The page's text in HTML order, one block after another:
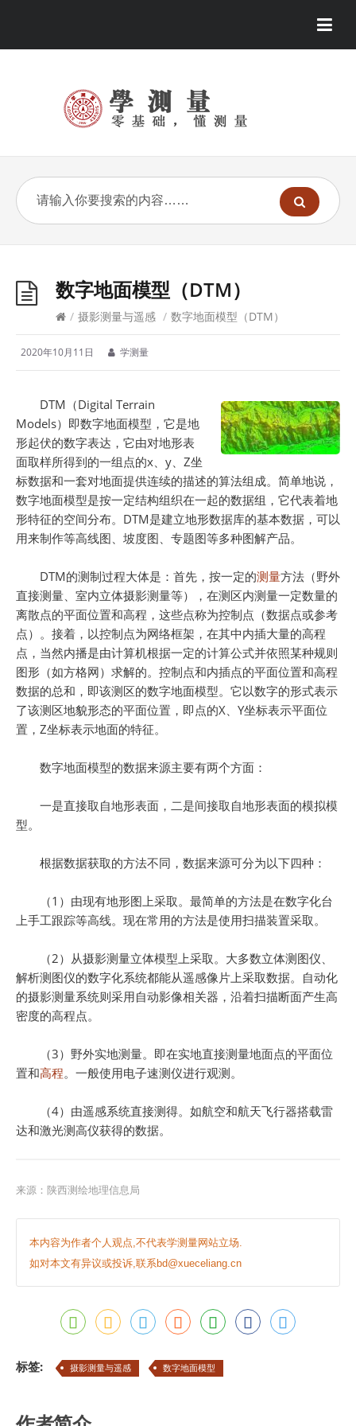
数字地面模型（DTM）
/ 摄影测量与遥感 / 数字地面模型（DTM）
2020年10月11日 学测量
DTM（Digital Terrain
Models）即数字地面模型，它是地
形起伏的数字表达，它由对地形表
面取样所得到的一组点的x、y、Z坐
标数据和一套对地面提供连续的描述的算法组成。简单地说，
数字地面模型是按一定结构组织在一起的数据组，它代表着地
形特征的空间分布。DTM是建立地形数据库的基本数据，可以
用来制作等高线图、坡度图、专题图等多种图解产品。
DTM的测制过程大体是：首先，按一定的测量方法（野外
直接测量、室内立体摄影测量等），在测区内测量一定数量的
离散点的平面位置和高程，这些点称为控制点（数据点或参考
点）。接着，以控制点为网络框架，在其中内插大量的高程
点，当然内播是由计算机根据一定的计算公式并依照某种规则
图形（如方格网）求解的。控制点和内插点的平面位置和高程
数据的总和，即该测区的数字地面模型。它以数字的形式表示
了该测区地貌形态的平面位置，即点的X、Y坐标表示平面位
置，Z坐标表示地面的特征。
数字地面模型的数据来源主要有两个方面：
一是直接取自地形表面，二是间接取自地形表面的模拟模
型。
根据数据获取的方法不同，数据来源可分为以下四种：
（1）由现有地形图上采取。最简单的方法是在数字化台
上手工跟踪等高线。现在常用的方法是使用扫描装置采取。
（2）从摄影测量立体模型上采取。大多数立体测图仪、
解析测图仪的数字化系统都能从遥感像片上采取数据。自动化
的摄影测量系统则采用自动影像相关器，沿着扫描断面产生高
密度的高程点。
（3）野外实地测量。即在实地直接测量地面点的平面位
置和高程。一般使用电子速测仪进行观测。
（4）由遥感系统直接测得。如航空和航天飞行器搭载雷
达和激光测高仪获得的数据。
来源： 陕西测绘地理信息局
本内容为作者个人观点,不代表学测量网站立场.
如对本文有异议或投诉,联系bd@xueceliang.cn
标签: 摄影测量与遥感 数字地面模型